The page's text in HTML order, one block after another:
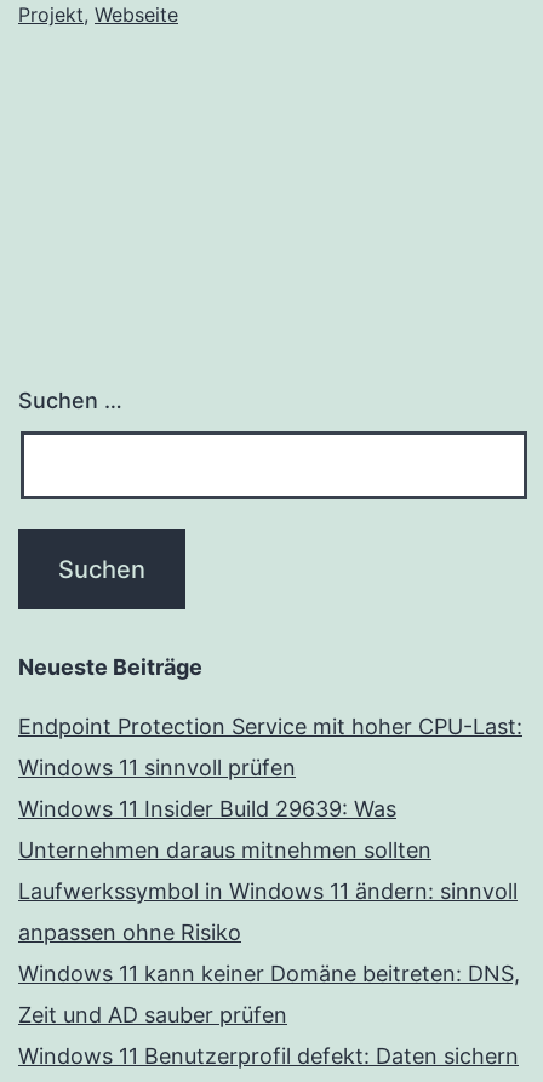
Projekt, Webseite
Suchen …
Neueste Beiträge
Endpoint Protection Service mit hoher CPU-Last:
Windows 11 sinnvoll prüfen
Windows 11 Insider Build 29639: Was
Unternehmen daraus mitnehmen sollten
Laufwerkssymbol in Windows 11 ändern: sinnvoll
anpassen ohne Risiko
Windows 11 kann keiner Domäne beitreten: DNS,
Zeit und AD sauber prüfen
Windows 11 Benutzerprofil defekt: Daten sichern